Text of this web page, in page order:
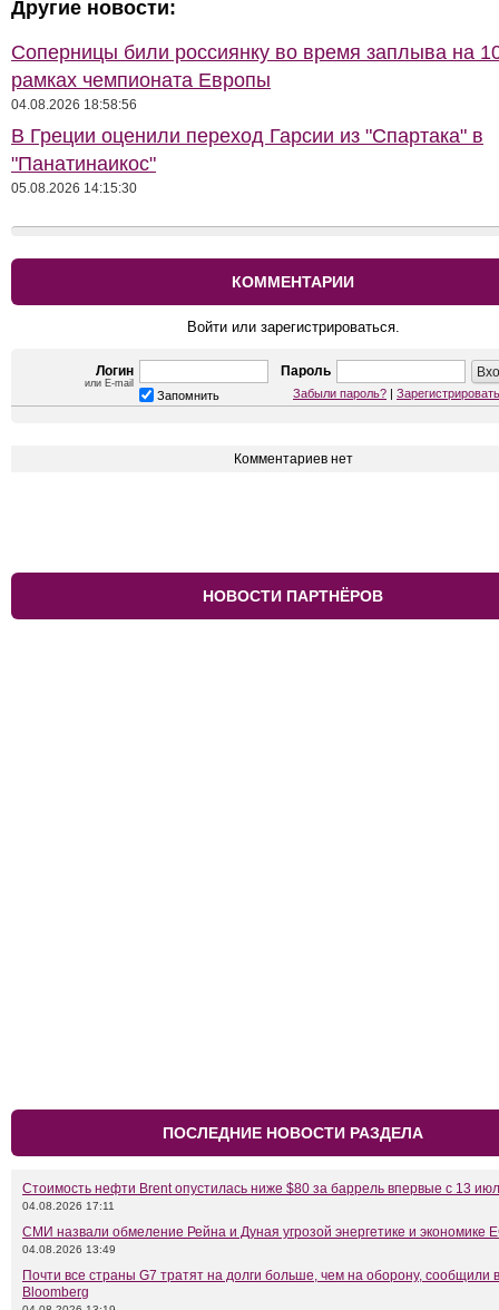
Другие новости:
Соперницы били россиянку во время заплыва на
рамках чемпионата Европы
04.08.2026 18:58:56
В Греции оценили переход Гарсии из "Спартака" в
"Панатинаикос"
05.08.2026 14:15:30
КОММЕНТАРИИ
Войти или зарегистрироваться.
Логин
или E-mail
Пароль
Запомнить Забыли пароль? |
Комментариев нет
НОВОСТИ ПАРТНЁРОВ
ПОСЛЕДНИЕ НОВОСТИ РАЗДЕЛА
Стоимость нефти Brent опустилась ниже $80 за баррель впервые с 13
04.08.2026 17:11
СМИ назвали обмеление Рейна и Дуная угрозой энергетике и экономике
04.08.2026 13:49
Почти все страны G7 тратят на долги больше, чем на оборону, сообщили в
Bloomberg